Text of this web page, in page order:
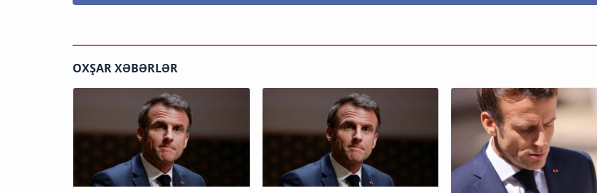
OXŞAR XƏBƏRLƏR